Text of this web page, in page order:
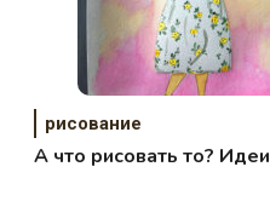
рисование
А что рисовать то? Идеи